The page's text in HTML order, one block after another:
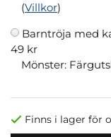
(Villkor)
Barntröja med
49 kr
Mönster:
Finns i lager för